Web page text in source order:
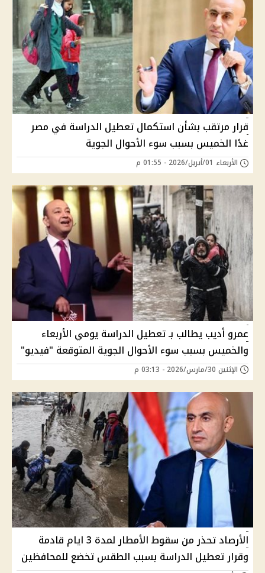
قرار مرتقب بشأن استكمال تعطيل الدراسة في مصر
غدًا الخميس بسبب سوء الأحوال الجوية
الأربعاء 01/أبريل/2026 - 01:55 م
عمرو أديب يطالب بـ تعطيل الدراسة يومي الأربعاء
والخميس بسبب سوء الأحوال الجوية المتوقعة "فيديو"
الإثنين 30/مارس/2026 - 03:13 م
الأرصاد تحذر من سقوط الأمطار لمدة 3 ايام قادمة
وقرار تعطيل الدراسة بسبب الطقس تخضع للمحافظين